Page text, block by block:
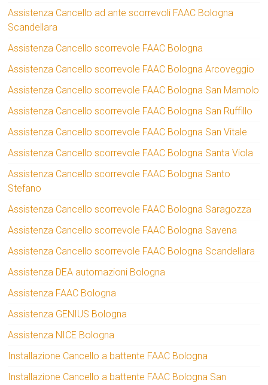
Assistenza Cancello ad ante scorrevoli FAAC Bologna
Scandellara
Assistenza Cancello scorrevole FAAC Bologna
Assistenza Cancello scorrevole FAAC Bologna Arcoveggio
Assistenza Cancello scorrevole FAAC Bologna San Mamolo
Assistenza Cancello scorrevole FAAC Bologna San Ruffillo
Assistenza Cancello scorrevole FAAC Bologna San Vitale
Assistenza Cancello scorrevole FAAC Bologna Santa Viola
Assistenza Cancello scorrevole FAAC Bologna Santo
Stefano
Assistenza Cancello scorrevole FAAC Bologna Saragozza
Assistenza Cancello scorrevole FAAC Bologna Savena
Assistenza Cancello scorrevole FAAC Bologna Scandellara
Assistenza DEA automazioni Bologna
Assistenza FAAC Bologna
Assistenza GENIUS Bologna
Assistenza NICE Bologna
Installazione Cancello a battente FAAC Bologna
Installazione Cancello a battente FAAC Bologna San